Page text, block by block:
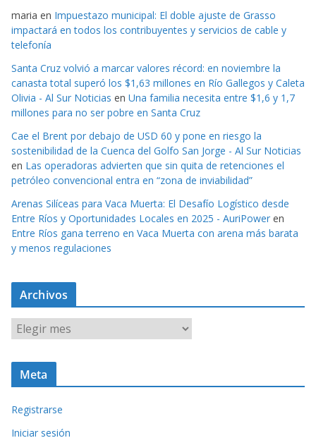
maria en Impuestazo municipal: El doble ajuste de Grasso
impactará en todos los contribuyentes y servicios de cable y
telefonía
Santa Cruz volvió a marcar valores récord: en noviembre la
canasta total superó los $1,63 millones en Río Gallegos y Caleta
Olivia - Al Sur Noticias en Una familia necesita entre $1,6 y 1,7
millones para no ser pobre en Santa Cruz
Cae el Brent por debajo de USD 60 y pone en riesgo la
sostenibilidad de la Cuenca del Golfo San Jorge - Al Sur Noticias
en Las operadoras advierten que sin quita de retenciones el
petróleo convencional entra en “zona de inviabilidad”
Arenas Silíceas para Vaca Muerta: El Desafío Logístico desde
Entre Ríos y Oportunidades Locales en 2025 - AuriPower en
Entre Ríos gana terreno en Vaca Muerta con arena más barata
y menos regulaciones
Archivos
c
v
o
Meta
Registrarse
Iniciar sesión